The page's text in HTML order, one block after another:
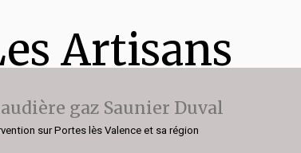
Artisans
gaz Saunier Duval
sur Portes lès Valence et sa région